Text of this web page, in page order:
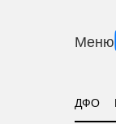
Меню
ДФО